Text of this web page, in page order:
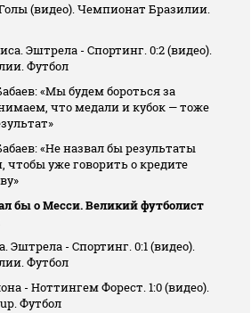
(видео). Чемпионат Бразилии.
Эштрела - Спортинг. 0:2 (видео).
Футбол
«Мы будем бороться за
что медали и кубок — тоже
«Не назвал бы результаты
чтобы уже говорить о кредите
бы о Месси. Великий футболист
Эштрела - Спортинг. 0:1 (видео).
Футбол
- Ноттингем Форест. 1:0 (видео).
Футбол